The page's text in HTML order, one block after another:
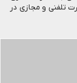
تلفنی و مجازی در